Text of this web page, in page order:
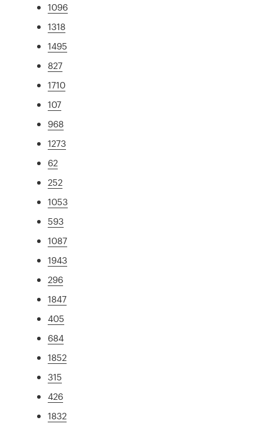
1096
1318
1495
827
1710
107
968
1273
62
252
1053
593
1087
1943
296
1847
405
684
1852
315
426
1832